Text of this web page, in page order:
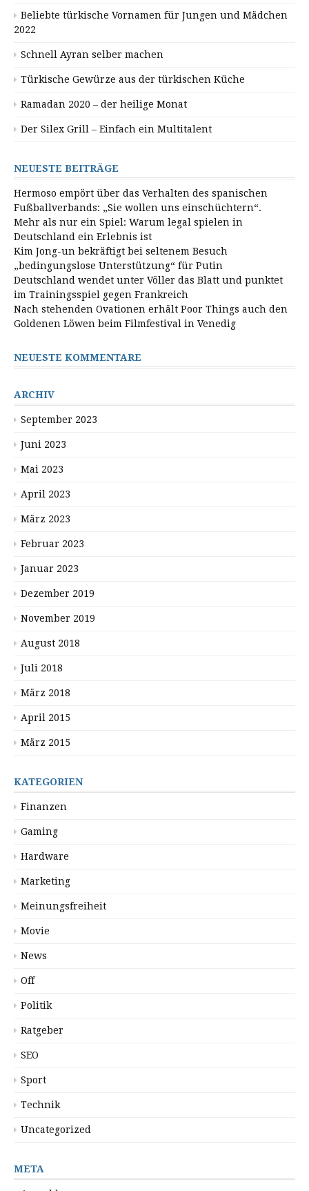
Beliebte türkische Vornamen für Jungen und Mädchen
2022
Schnell Ayran selber machen
Türkische Gewürze aus der türkischen Küche
Ramadan 2020 – der heilige Monat
Der Silex Grill – Einfach ein Multitalent
NEUESTE BEITRÄGE
Hermoso empört über das Verhalten des spanischen
Fußballverbands: „Sie wollen uns einschüchtern“.
Mehr als nur ein Spiel: Warum legal spielen in
Deutschland ein Erlebnis ist
Kim Jong-un bekräftigt bei seltenem Besuch
„bedingungslose Unterstützung“ für Putin
Deutschland wendet unter Völler das Blatt und punktet
im Trainingsspiel gegen Frankreich
Nach stehenden Ovationen erhält Poor Things auch den
Goldenen Löwen beim Filmfestival in Venedig
NEUESTE KOMMENTARE
ARCHIV
September 2023
Juni 2023
Mai 2023
April 2023
März 2023
Februar 2023
Januar 2023
Dezember 2019
November 2019
August 2018
Juli 2018
März 2018
April 2015
März 2015
KATEGORIEN
Finanzen
Gaming
Hardware
Marketing
Meinungsfreiheit
Movie
News
Off
Politik
Ratgeber
SEO
Sport
Technik
Uncategorized
META